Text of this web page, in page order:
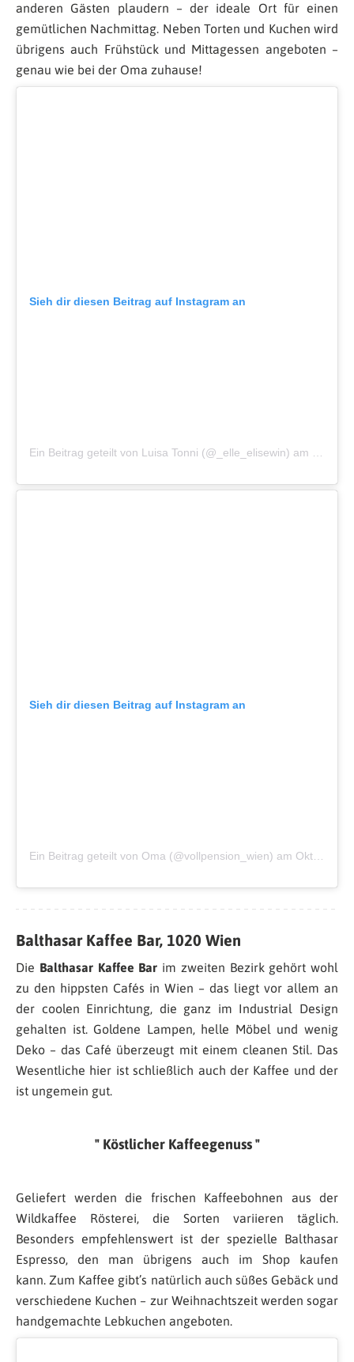
anderen Gästen plaudern – der ideale Ort für einen
gemütlichen Nachmittag. Neben Torten und Kuchen wird
übrigens auch Frühstück und Mittagessen angeboten –
genau wie bei der Oma zuhause!
Sieh dir diesen Beitrag auf Instagram an
Ein Beitrag geteilt von Luisa Tonni (@_elle_elisewin) am
Sieh dir diesen Beitrag auf Instagram an
Ein Beitrag geteilt von Oma (@vollpension_wien) am Okt 25, 2018 um 1:40 PDT
Balthasar Kaffee Bar, 1020 Wien
Die Balthasar Kaffee Bar im zweiten Bezirk gehört wohl
zu den hippsten Cafés in Wien – das liegt vor allem an
der coolen Einrichtung, die ganz im Industrial Design
gehalten ist. Goldene Lampen, helle Möbel und wenig
Deko – das Café überzeugt mit einem cleanen Stil. Das
Wesentliche hier ist schließlich auch der Kaffee und der
ist ungemein gut.
Köstlicher Kaffeegenuss
Geliefert werden die frischen Kaffeebohnen aus der
Wildkaffee Rösterei, die Sorten variieren täglich.
Besonders empfehlenswert ist der spezielle Balthasar
Espresso, den man übrigens auch im Shop kaufen
kann. Zum Kaffee gibt’s natürlich auch süßes Gebäck und
verschiedene Kuchen – zur Weihnachtszeit werden sogar
handgemachte Lebkuchen angeboten.